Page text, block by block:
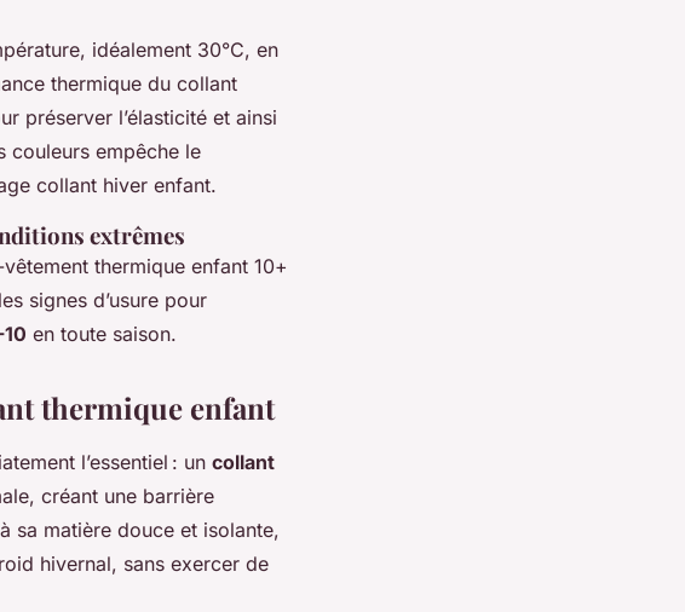
idéalement 30°C, en
thermique du collant
préserver l’élasticité et ainsi
couleurs empêche le
collant hiver enfant.
extrêmes
thermique enfant 10+
signes d’usure pour
en toute saison.
thermique enfant
l’essentiel : un collant
créant une barrière
sa matière douce et isolante,
hivernal, sans exercer de